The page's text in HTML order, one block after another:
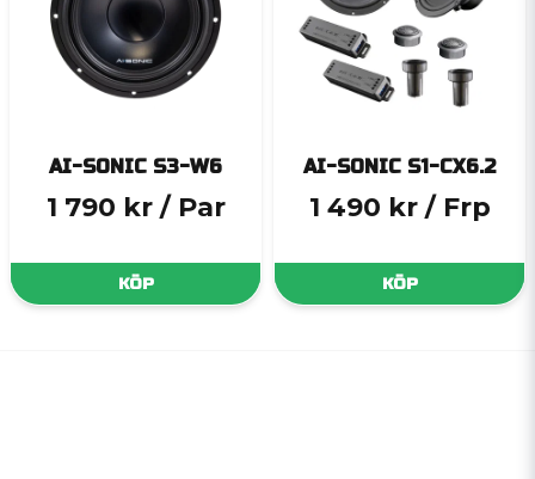
AI-SONIC S3-W6
1 790 kr / Par
KÖP
AI-SONIC S1-CX6.2
1 490 kr / Frp
KÖP